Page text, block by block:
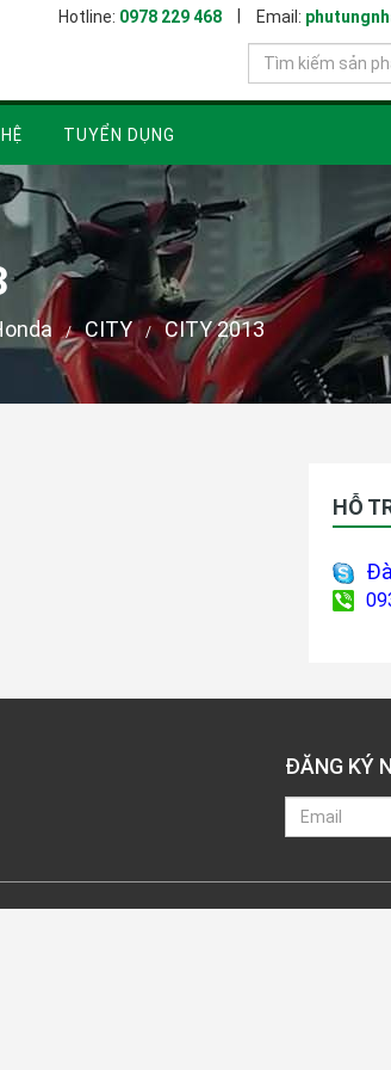
Hotline: 0978 229 468 Email:
TUYỂN DỤNG
/ CITY / CITY 2013
HỖ
ĐĂNG KÝ